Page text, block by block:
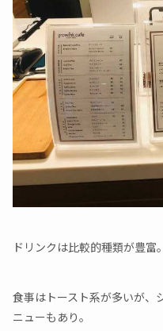
ドリンクは比較的種類が豊富。
食事はトースト系が多いが、
ニューもあり。